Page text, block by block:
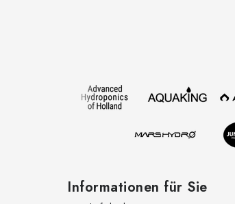
Informationen für Sie